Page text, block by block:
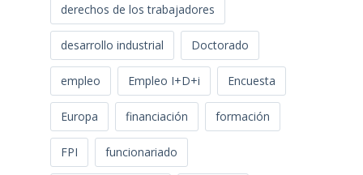
derechos de los trabajadores
desarrollo industrial Doctorado
empleo Empleo I+D+i Encuesta
Europa financiación formación
FPI funcionariado